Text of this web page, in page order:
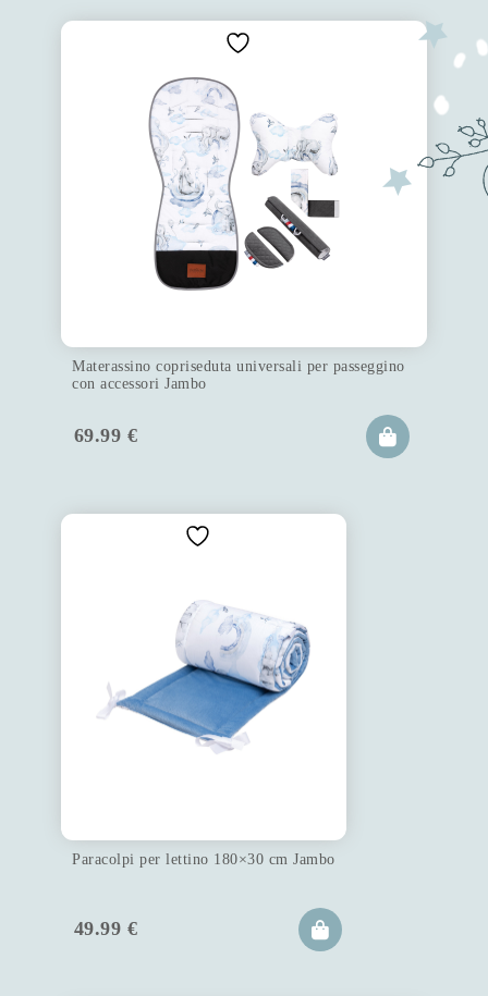
Materassino copriseduta universali per passeggino
con accessori Jambo
69.99 €
Paracolpi per lettino 180×30 cm Jambo
49.99 €